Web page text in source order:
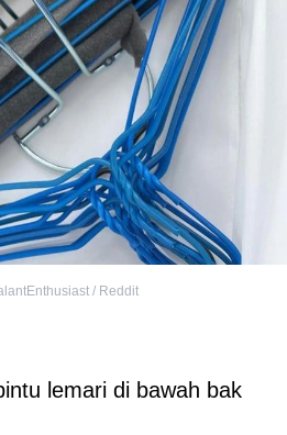
/ Reddit
lemari di bawah bak